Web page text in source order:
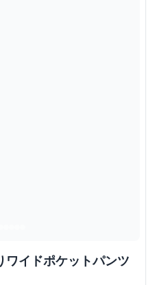
ワイドポケットパンツ